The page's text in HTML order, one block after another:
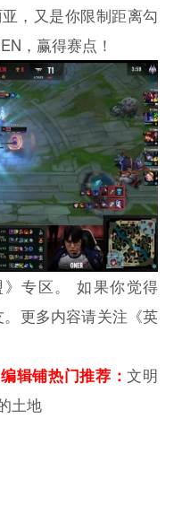
，又是你限制距离勾
，赢得赛点！
》专区。 如果你觉得
更多内容请关注《英
辑铺热门推荐：文明
土地